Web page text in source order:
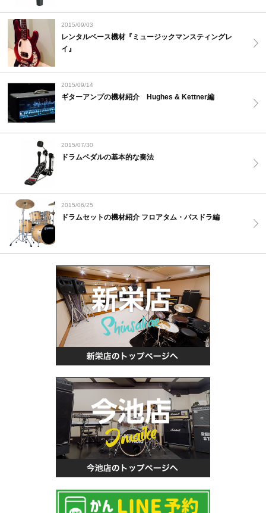
2015/09/03
レンタルベース機材『ミュージックマンスティングレ
イ』
2015/09/14
ギターアンプの機材紹介 Hughes & Kettner編
2015/07/30
ドラムペダルの基本的な奏法
2015/06/25
ドラムセットの機材紹介 フロアタム・バスドラ編